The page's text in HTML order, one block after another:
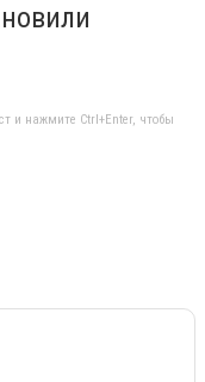
и нажмите Ctrl+Enter, чтобы